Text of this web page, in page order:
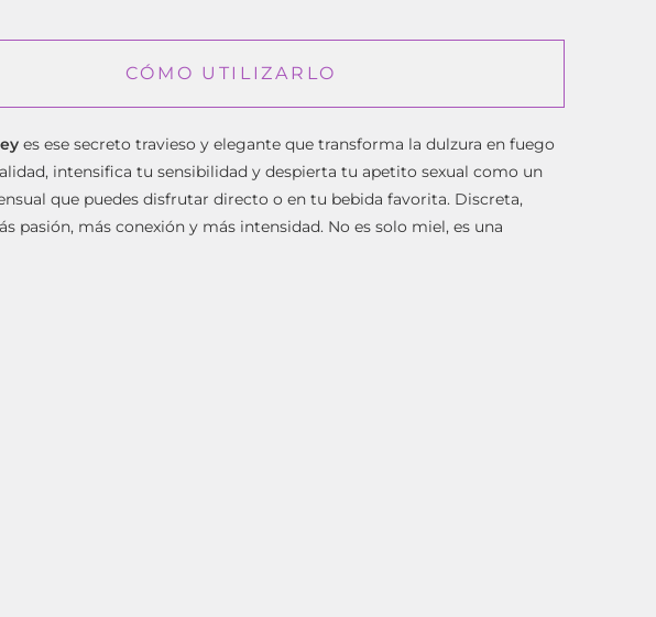
CÓMO UTILIZARLO
es ese secreto travieso y elegante que transforma la dulzura en fuego
intensifica tu sensibilidad y despierta tu apetito sexual como un
que puedes disfrutar directo o en tu bebida favorita. Discreta,
pasión, más conexión y más intensidad. No es solo miel, es una